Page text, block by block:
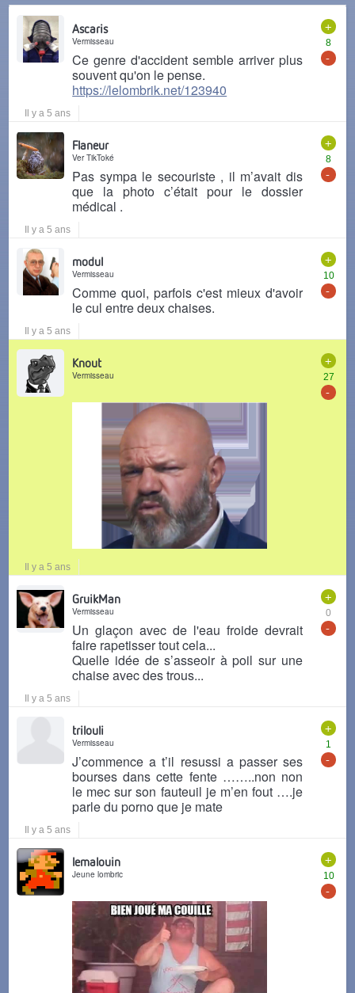
+
8
-
Ascaris
Vermisseau
Ce genre d'accident semble arriver plus
souvent qu'on le pense.
https://lelombrik.net/123940
Il y a 5 ans
+
8
-
Flaneur
Ver TikToké
Pas sympa le secouriste , il m’avait dis
que la photo c’était pour le dossier
médical .
Il y a 5 ans
+
10
-
modul
Vermisseau
Comme quoi, parfois c'est mieux d'avoir
le cul entre deux chaises.
Il y a 5 ans
+
27
-
Knout
Vermisseau
Il y a 5 ans
+
0
-
GruikMan
Vermisseau
Un glaçon avec de l'eau froide devrait
faire rapetisser tout cela...
Quelle idée de s’asseoir à poil sur une
chaise avec des trous...
Il y a 5 ans
+
1
-
trilouli
Vermisseau
J’commence a t’il resussi a passer ses
bourses dans cette fente ……..non non
le mec sur son fauteuil je m’en fout ….je
parle du porno que je mate
Il y a 5 ans
+
10
-
lemalouin
Jeune lombric